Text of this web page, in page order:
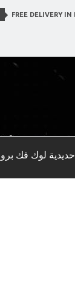
FREE DELIVERY
لوك فك برو 2